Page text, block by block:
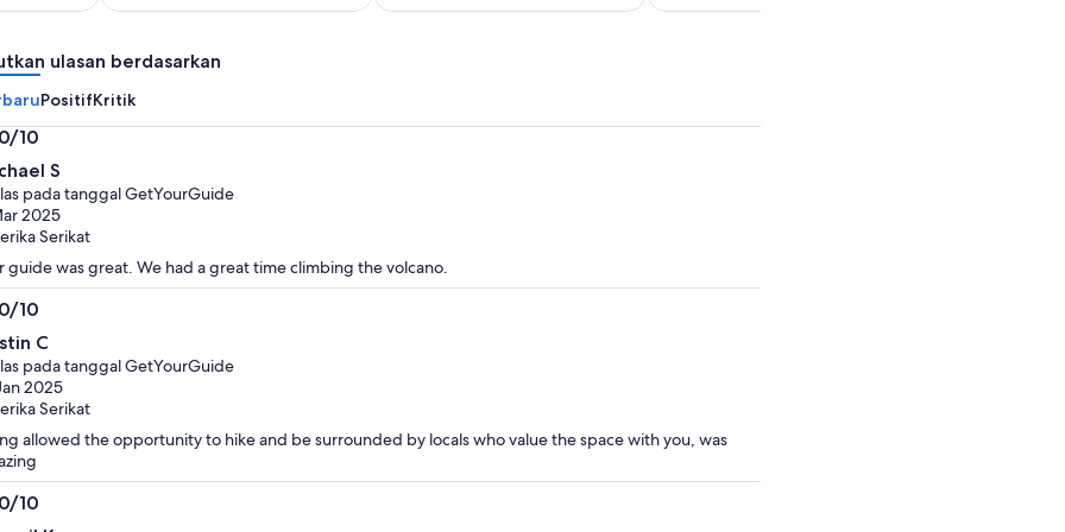
*Dapatkan
lebih
dengan
memilih
traveler
dewasa
dewasa
ulasan berdasarkan
PositifKritik
10
S
pada tanggal GetYourGuide
2025
Serikat
guide was great. We had a great time climbing the volcano.
10
C
pada tanggal GetYourGuide
2025
Serikat
allowed the opportunity to hike and be surrounded by locals who value the space with you, was
10